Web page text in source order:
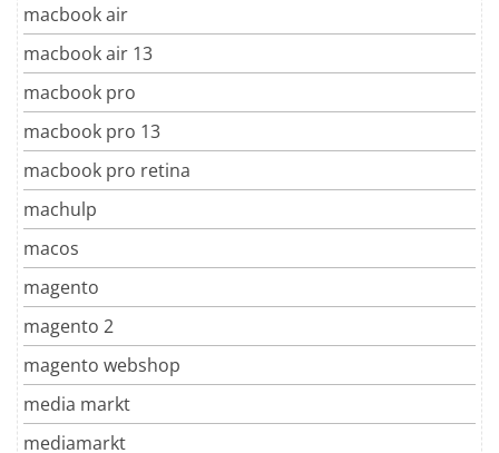
macbook air
macbook air 13
macbook pro
macbook pro 13
macbook pro retina
machulp
macos
magento
magento 2
magento webshop
media markt
mediamarkt